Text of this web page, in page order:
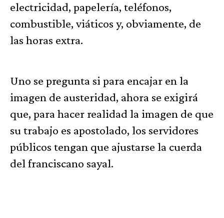
electricidad, papelería, teléfonos,
combustible, viáticos y, obviamente, de
las horas extra.
Uno se pregunta si para encajar en la
imagen de austeridad, ahora se exigirá
que, para hacer realidad la imagen de que
su trabajo es apostolado, los servidores
públicos tengan que ajustarse la cuerda
del franciscano sayal.